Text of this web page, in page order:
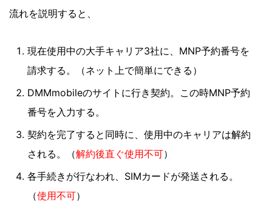
流れを説明すると、
現在使用中の大手キャリア3社に、MNP予約番号を
請求する。（ネット上で簡単にできる）
DMMmobileのサイトに行き契約。この時MNP予約
番号を入力する。
契約を完了すると同時に、使用中のキャリアは解約
される。（解約後直ぐ使用不可）
各手続きが行なわれ、SIMカードが発送される。
（使用不可）